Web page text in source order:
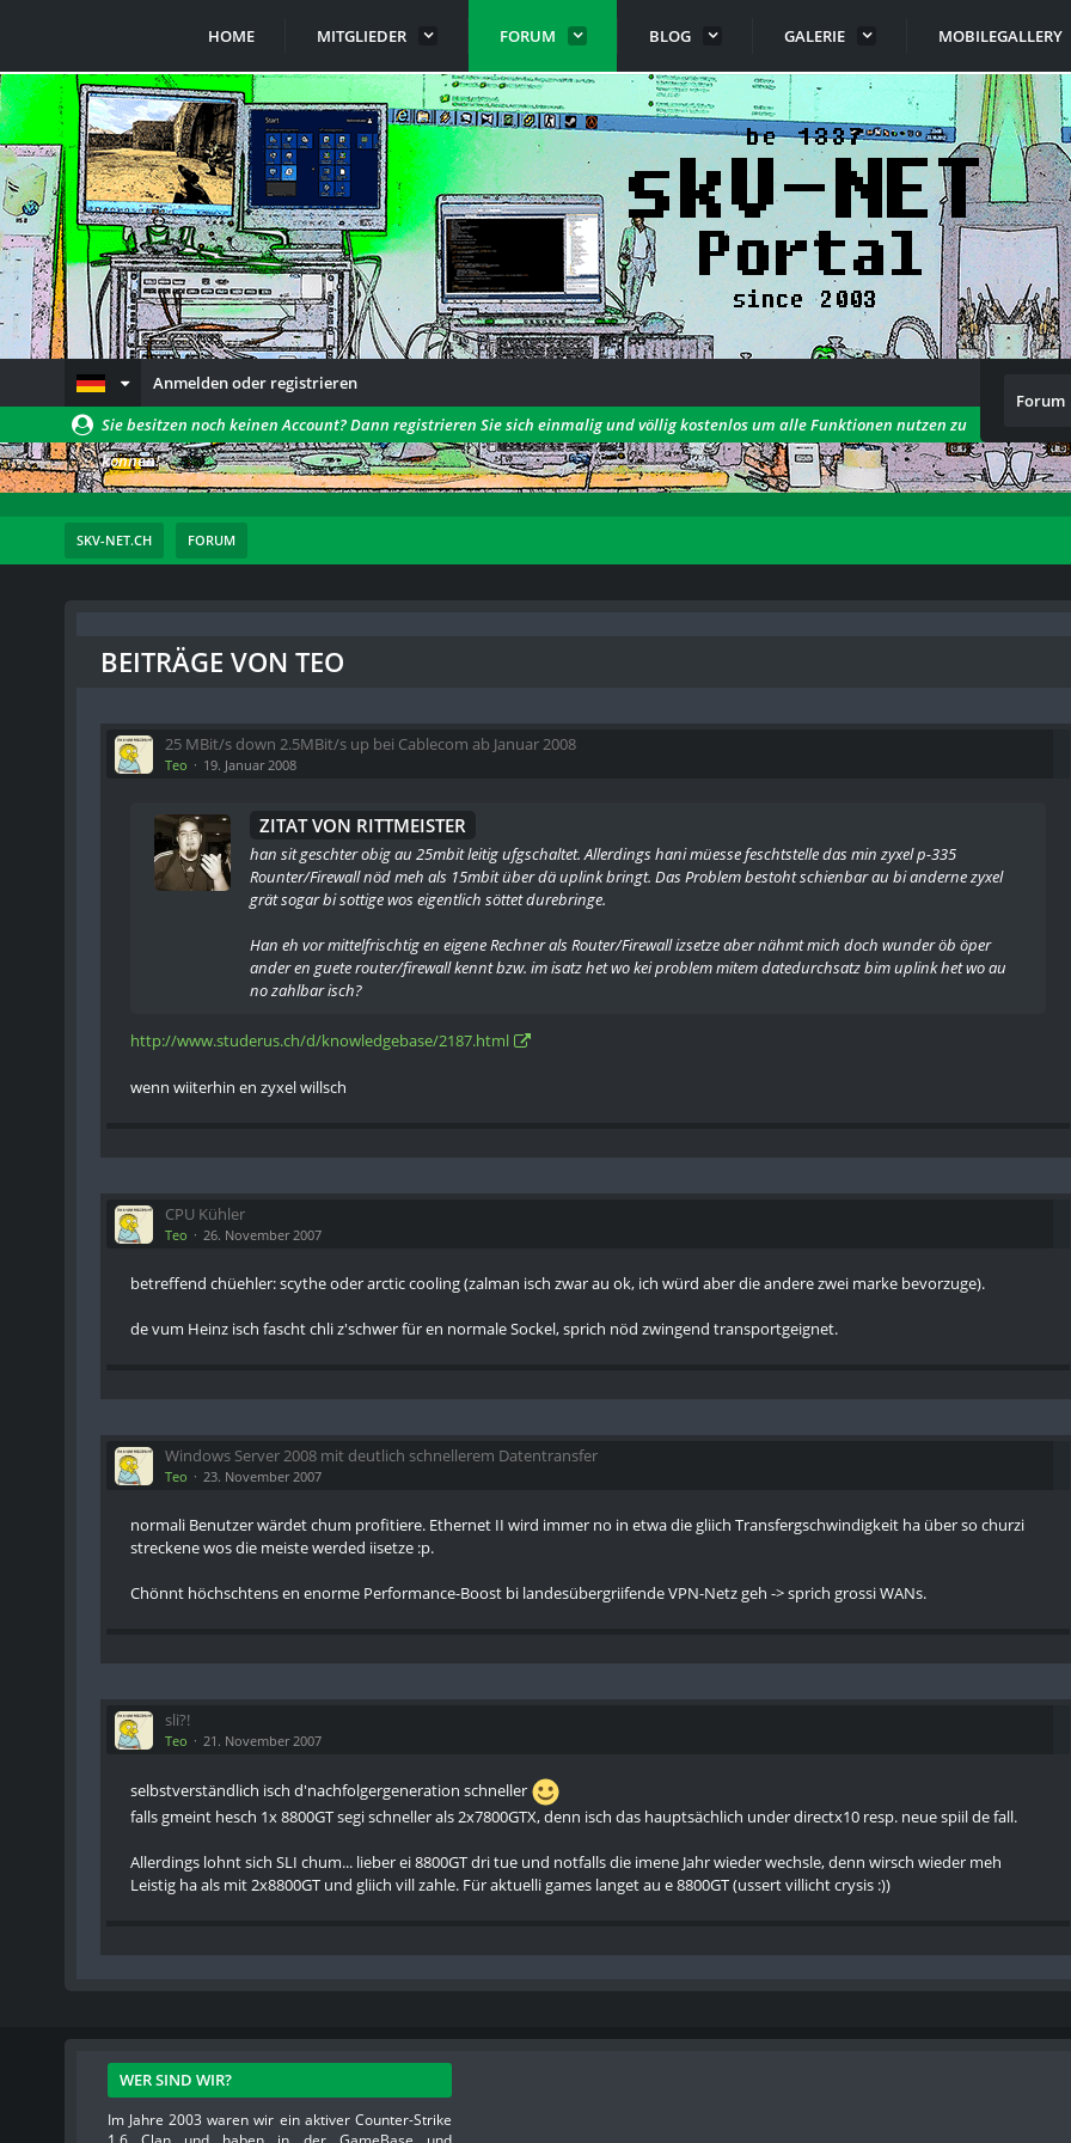
HOME MITGLIEDER FORUM BLOG GALERIE MOBILEGALLERY
Anmelden oder registrieren
Forum
Sie besitzen noch keinen Account? Dann registrieren Sie sich einmalig und völlig kostenlos um alle Funktionen nutzen zu
können!
SKV-NET.CH FORUM
BEITRÄGE VON TEO
25 MBit/s down 2.5MBit/s up bei Cablecom ab Januar 2008
Teo 19. Januar 2008
ZITAT VON RITTMEISTER
han sit geschter obig au 25mbit leitig ufgschaltet. Allerdings hani müesse feschtstelle das min zyxel p-335
Rounter/Firewall nöd meh als 15mbit über dä uplink bringt. Das Problem bestoht schienbar au bi anderne zyxel
grät sogar bi sottige wos eigentlich söttet durebringe.
Han eh vor mittelfrischtig en eigene Rechner als Router/Firewall izsetze aber nähmt mich doch wunder öb öper
ander en guete router/firewall kennt bzw. im isatz het wo kei problem mitem datedurchsatz bim uplink het wo au
no zahlbar isch?
http://www.studerus.ch/d/knowledgebase/2187.html
wenn wiiterhin en zyxel willsch
CPU Kühler
Teo 26. November 2007
betreffend chüehler: scythe oder arctic cooling (zalman isch zwar au ok, ich würd aber die andere zwei marke bevorzuge).
de vum Heinz isch fascht chli z'schwer für en normale Sockel, sprich nöd zwingend transportgeignet.
Windows Server 2008 mit deutlich schnellerem Datentransfer
Teo 23. November 2007
normali Benutzer wärdet chum profitiere. Ethernet II wird immer no in etwa die gliich Transfergschwindigkeit ha über so churzi
streckene wos die meiste werded iisetze :p.
Chönnt höchschtens en enorme Performance-Boost bi landesübergriifende VPN-Netz geh -> sprich grossi WANs.
sli?!
Teo 21. November 2007
selbstverständlich isch d'nachfolgergeneration schneller
falls gmeint hesch 1x 8800GT segi schneller als 2x7800GTX, denn isch das hauptsächlich under directx10 resp. neue spiil de fall.
Allerdings lohnt sich SLI chum... lieber ei 8800GT dri tue und notfalls die imene Jahr wieder wechsle, denn wirsch wieder meh
Leistig ha als mit 2x8800GT und gliich vill zahle. Für aktuelli games langet au e 8800GT (ussert villicht crysis :))
WER SIND WIR?
Im Jahre 2003 waren wir ein aktiver Counter-Strike